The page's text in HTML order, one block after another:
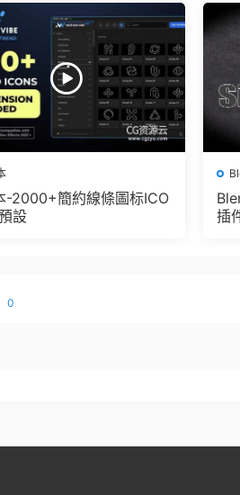
-2000+簡約線條圖标ICO
設
插
0